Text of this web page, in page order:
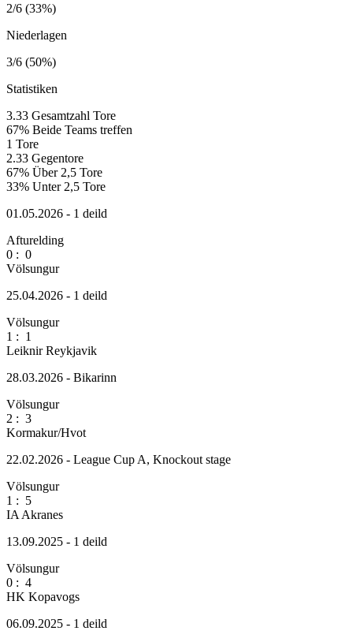
2/6 (33%)
Niederlagen
3/6 (50%)
Statistiken
3.33 Gesamtzahl Tore
67% Beide Teams treffen
1 Tore
2.33 Gegentore
67% Über 2,5 Tore
33% Unter 2,5 Tore
01.05.2026 - 1 deild
Afturelding
0 : 0
Völsungur
25.04.2026 - 1 deild
Völsungur
1 : 1
Leiknir Reykjavik
28.03.2026 - Bikarinn
Völsungur
2 : 3
Kormakur/Hvot
22.02.2026 - League Cup A, Knockout stage
Völsungur
1 : 5
IA Akranes
13.09.2025 - 1 deild
Völsungur
0 : 4
HK Kopavogs
06.09.2025 - 1 deild